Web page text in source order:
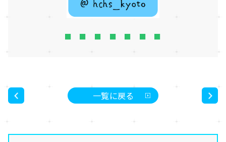
■ ■ ■ ■ ■ ■ ■
一覧に戻る